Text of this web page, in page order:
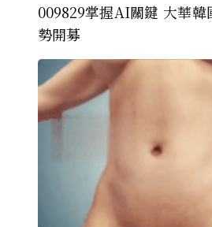
009829掌握AI關鍵 大華
勢開募